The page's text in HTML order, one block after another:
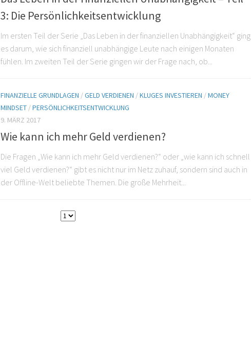
3: Die Persönlichkeitsentwicklung
Im ersten Teil der Serie „Das Leben in der finanziellen Unabhängigkeit“ ging
es darum, wie sich finanziell unabhängige Leute nach einigen Monaten
fühlen. Im zweiten Teil der Serie gingen wir der Frage nach, ob...
FINANZIELLE GRUNDLAGEN /GELD VERDIENEN /KLUGES INVESTIEREN /MONEY
MINDSET /PERSÖNLICHKEITSENTWICKLUNG
9. MÄRZ 2017
Wie kann ich mehr Geld verdienen?
Die Fragen „Wie kann ich mehr Geld verdienen?“ oder „wie kann ich schnell
viel Geld verdienen?“ gibt es nicht nur im Netz zuhauf, sondern sind auch in
der Offline-Welt beliebte Themen. Die große Mehrheit...